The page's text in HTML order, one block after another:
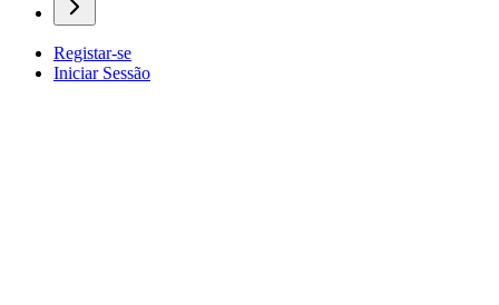
Registar-se
Iniciar Sessão